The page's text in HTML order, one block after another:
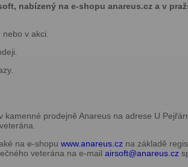
nabízený na e-shopu anareus.cz a v
v akci.
kamenné prodejně Anareus na adrese U
na e-shopu www.anareus.cz na základě
veterána na e-mail airsoft@anareus.cz